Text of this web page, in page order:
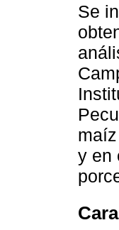
Se
y en